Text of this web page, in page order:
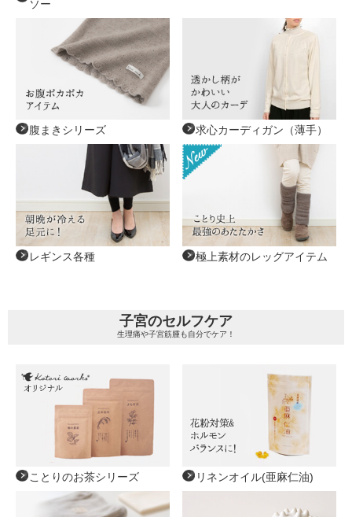
ソー
腹まきシリーズ 求心カーディガン（薄手）
レギンス各種 極上素材のレッグアイテム
子宮のセルフケア
生理痛や子宮筋腫も自分でケア！
ことりのお茶シリーズ リネンオイル(亜麻仁油)